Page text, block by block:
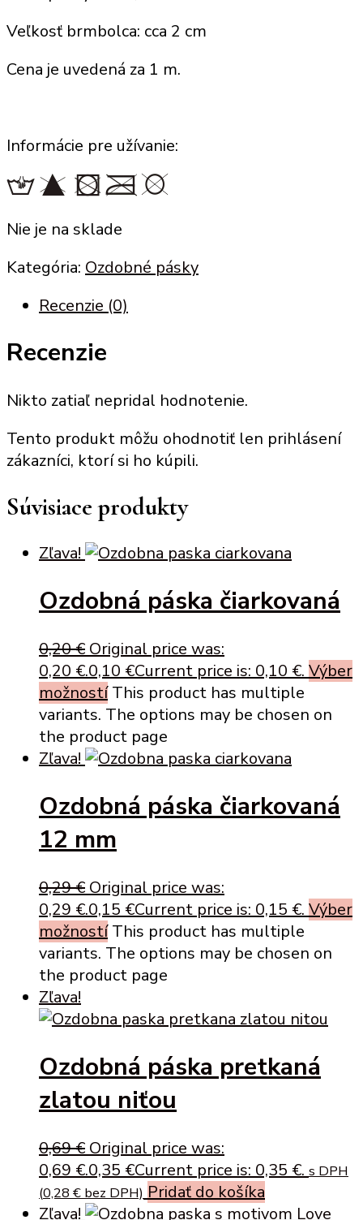
Veľkosť brmbolca: cca 2 cm
Cena je uvedená za 1 m.
Informácie pre užívanie:
Nie je na sklade
Kategória: Ozdobné pásky
Recenzie (0)
Recenzie
Nikto zatiaľ nepridal hodnotenie.
Tento produkt môžu ohodnotiť len prihlásení
zákazníci, ktorí si ho kúpili.
Súvisiace produkty
Zľava!
Ozdobná páska čiarkovaná
0,20€ Original price was:
0,20 €.0,10 €Current price is: 0,10 €. Výber
možnostíThis product has multiple
variants. The options may be chosen on
the product page
Zľava!
Ozdobná páska čiarkovaná
12 mm
0,29€ Original price was:
0,29 €.0,15 €Current price is: 0,15 €. Výber
možnostíThis product has multiple
variants. The options may be chosen on
the product page
Zľava!
Ozdobná páska pretkaná
zlatou niťou
0,69€ Original price was:
0,69 €.0,35 €Current price is: 0,35 €. s DPH
(0,28 € bez DPH) Pridať do košíka
Zľava!